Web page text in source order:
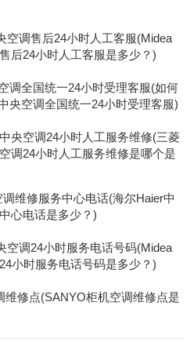
空调售后24小时人工客服(Midea
后24小时人工客服是多少？)
调全国统一24小时受理客服(如何
央空调全国统一24小时受理客服)
央空调24小时人工服务维修(三菱
调24小时人工服务维修是哪个是
维修服务中心电话(海尔Haier中
心电话是多少？)
空调24小时服务电话号码(Midea
小时服务电话号码是多少？)
维修点(SANYO柜机空调维修点是